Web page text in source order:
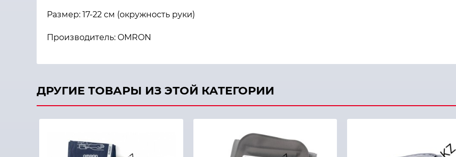
Размер: 17-22 см (окружность руки)
Производитель: OMRON
ДРУГИЕ ТОВАРЫ ИЗ ЭТОЙ КАТЕГОРИИ